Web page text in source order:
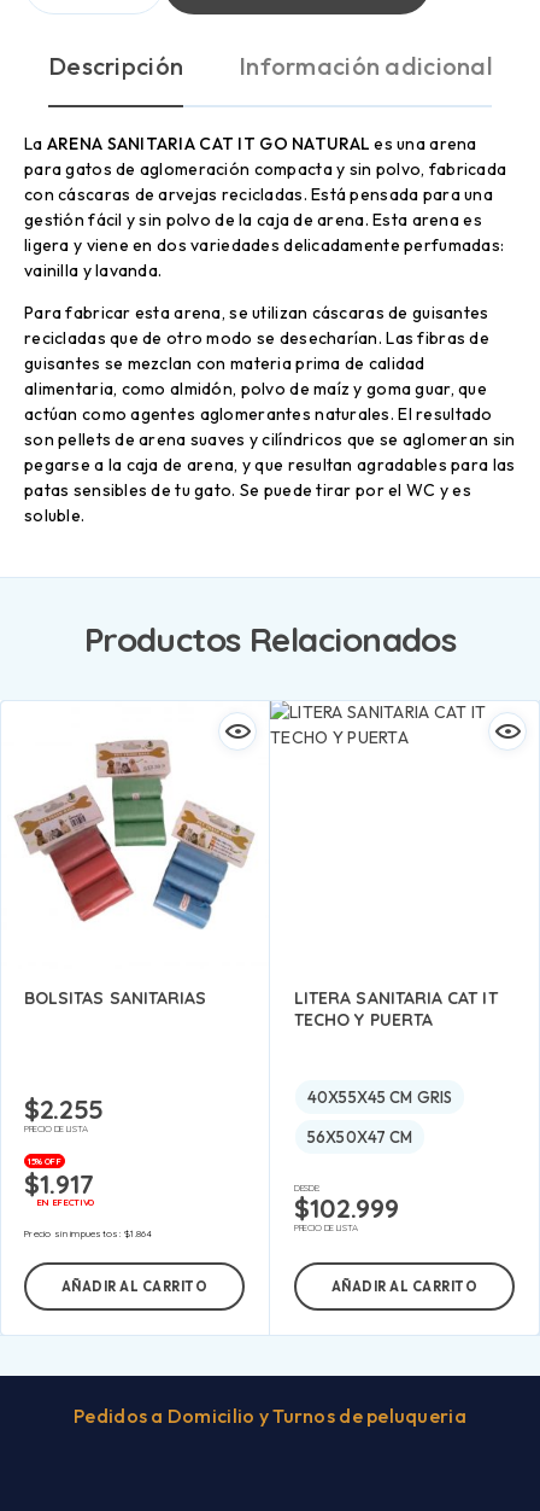
Descripción Información adicional
La ARENA SANITARIA CAT IT GO NATURAL es una arena
para gatos de aglomeración compacta y sin polvo, fabricada
con cáscaras de arvejas recicladas. Está pensada para una
gestión fácil y sin polvo de la caja de arena. Esta arena es
ligera y viene en dos variedades delicadamente perfumadas:
vainilla y lavanda.
Para fabricar esta arena, se utilizan cáscaras de guisantes
recicladas que de otro modo se desecharían. Las fibras de
guisantes se mezclan con materia prima de calidad
alimentaria, como almidón, polvo de maíz y goma guar, que
actúan como agentes aglomerantes naturales. El resultado
son pellets de arena suaves y cilíndricos que se aglomeran sin
pegarse a la caja de arena, y que resultan agradables para las
patas sensibles de tu gato. Se puede tirar por el WC y es
soluble.
Productos Relacionados
BOLSITAS SANITARIAS
$2.255
PRECIO DE LISTA
15% OFF
$1.917
EN EFECTIVO
Precio sin impuestos:$1.864
AÑADIR AL CARRITO
LITERA SANITARIA CAT IT
TECHO Y PUERTA
40X55X45 CM GRIS
56X50X47 CM
DESDE:
$102.999
PRECIO DE LISTA
AÑADIR AL CARRITO
Pedidos a Domicilio y Turnos de peluqueria